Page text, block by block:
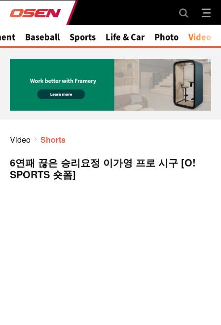
Baseball Sports Life & Car Photo Video
Video Shorts
6연패 끊은 승리요정 이가영 프로 시구 [O!
SPORTS 숏폼]